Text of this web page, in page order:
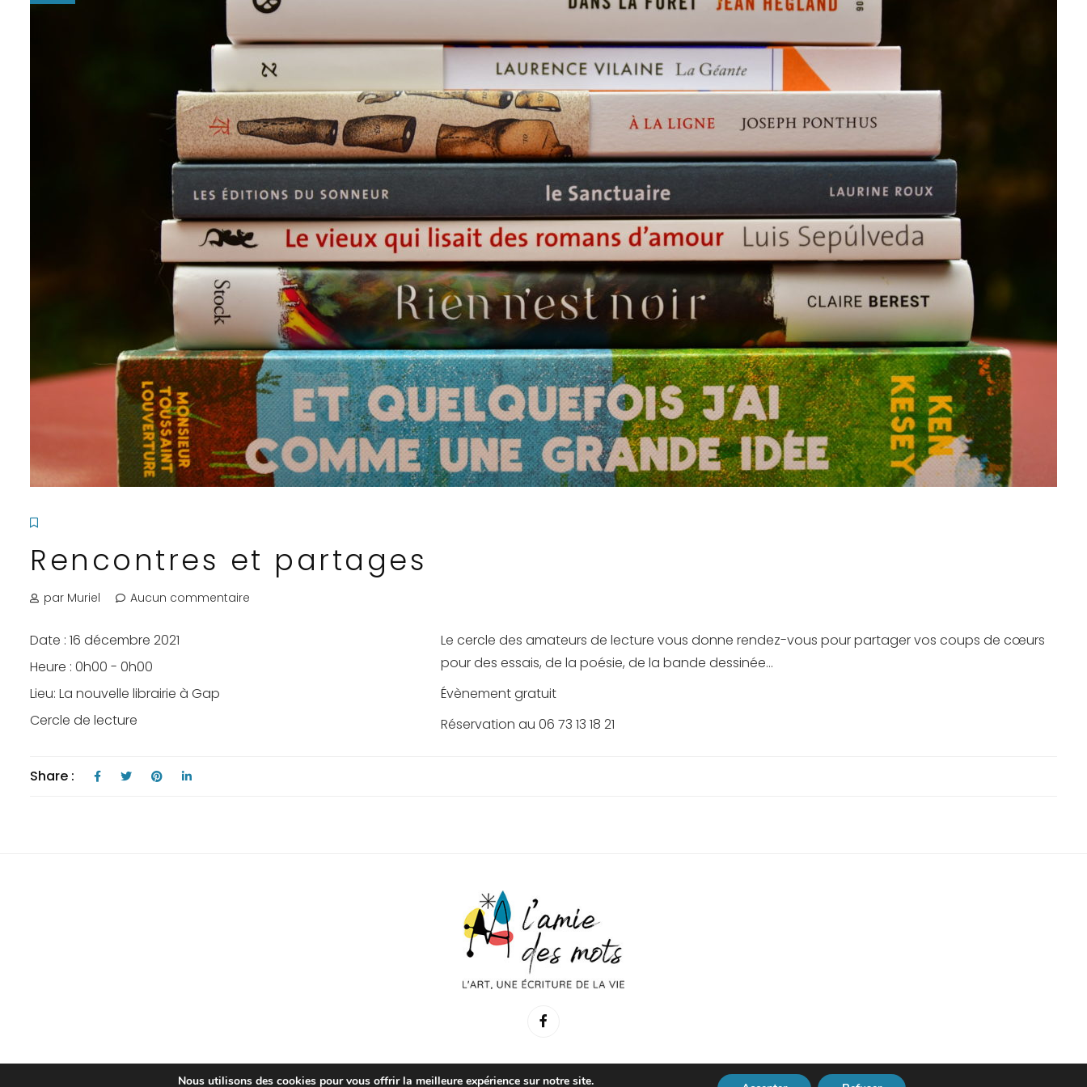
Rencontres et partages
par Muriel Aucun commentaire
Date : 16 décembre 2021
Heure : 0h00 - 0h00
Lieu: La nouvelle librairie à Gap
Cercle de lecture
Le cercle des amateurs de lecture vous donne rendez-vous pour partager vos coups de cœurs
pour des essais, de la poésie, de la bande dessinée…
Évènement gratuit
Réservation au 06 73 13 18 21
Share :
Nous utilisons des cookies pour vous offrir la meilleure expérience sur notre site.